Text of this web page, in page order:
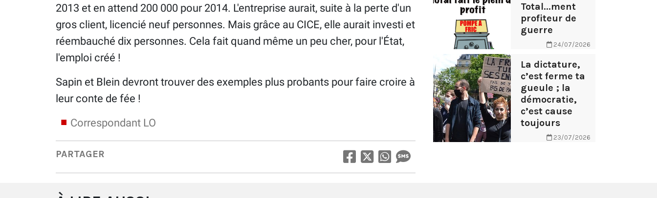
2013 et en attend 200 000 pour 2014. L'entreprise aurait, suite à la perte d'un
gros client, licencié neuf personnes. Mais grâce au CICE, elle aurait investi et
réembauché dix personnes. Cela fait quand même un peu cher, pour l'État,
l'emploi créé !
Sapin et Blein devront trouver des exemples plus probants pour faire croire à
leur conte de fée !
Correspondant LO
PARTAGER
Total...ment
profiteur de
guerre
24/07/2026
La dictature,
c’est ferme ta
gueule ; la
démocratie,
c’est cause
toujours
23/07/2026